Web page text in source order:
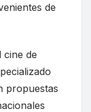
de
cine de
propuestas